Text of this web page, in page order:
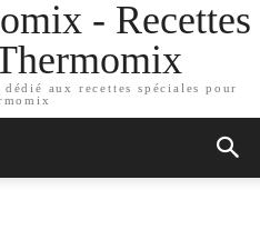
- Recettes
aux recettes spéciales pour